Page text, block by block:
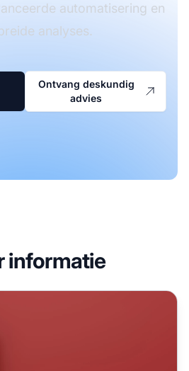
automatisering en
analyses.
Ontvang deskundig
advies
informatie
marketing met Black Friday